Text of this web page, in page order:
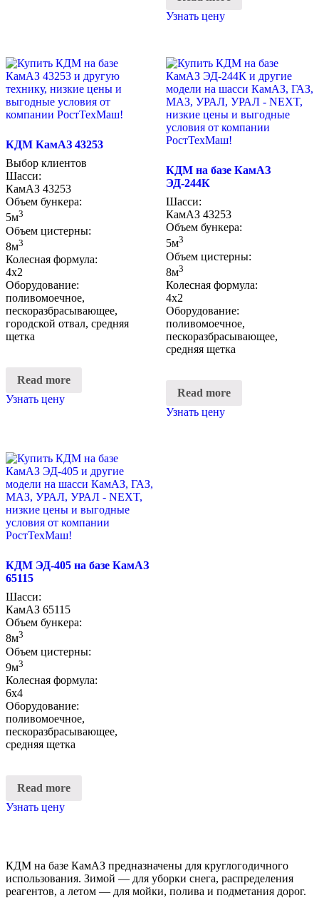
Узнать цену
КДМ КамАЗ 43253
Выбор клиентов
Шасси:
КамАЗ 43253
Объем бункера:
5м3
Объем цистерны:
8м3
Колесная формула:
4х2
Оборудование:
поливомоечное,
пескоразбрасывающее,
городской отвал, средняя
щетка
Read more
Узнать цену
КДМ на базе КамАЗ
ЭД-244К
Шасси:
КамАЗ 43253
Объем бункера:
5м3
Объем цистерны:
8м3
Колесная формула:
4х2
Оборудование:
поливомоечное,
пескоразбрасывающее,
средняя щетка
Read more
Узнать цену
КДМ ЭД-405 на базе КамАЗ
65115
Шасси:
КамАЗ 65115
Объем бункера:
8м3
Объем цистерны:
9м3
Колесная формула:
6х4
Оборудование:
поливомоечное,
пескоразбрасывающее,
средняя щетка
Read more
Узнать цену
КДМ на базе КамАЗ предназначены для круглогодичного
использования. Зимой — для уборки снега, распределения
реагентов, а летом — для мойки, полива и подметания дорог.